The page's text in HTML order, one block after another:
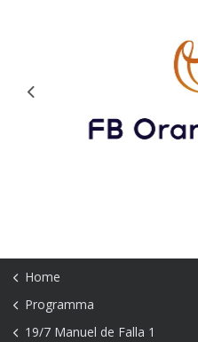
Previous
Home
Programma
19/7 Manuel de Falla 1